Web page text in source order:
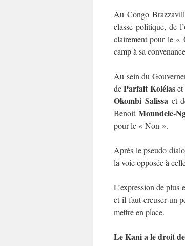
Au Congo
classe politique, de
clairement pour le «
camp à sa
Au sein du
deParfait Kolélaset
Okombi Salissa et
BenoitMoundele-
pour le « Non ».
Après le pseudo
la voie opposée à
L’expression de
et il faut creuser un
mettre en place.
Le Kani a le droit